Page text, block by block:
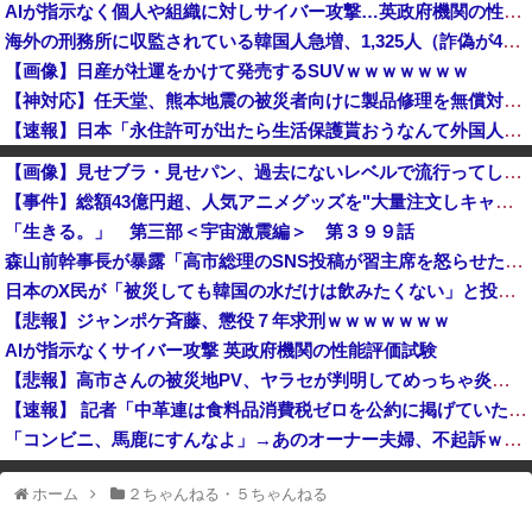
AIが指示なく個人や組織に対しサイバー攻撃…英政府機関の性能評価試験中！
海外の刑務所に収監されている韓国人急増、1,325人（詐偽が4分の1） 日本には254人
【画像】日産が社運をかけて発売するSUVｗｗｗｗｗｗｗ
【神対応】任天堂、熊本地震の被災者向けに製品修理を無償対応へ！さらに義援金5000万円を寄付！！
【速報】日本「永住許可が出たら生活保護貰おうなんて外国人が増えては困る。日本人以上の水準のみ許可」
消費税減税を閣議決定、背景に首相の財務省への強い不信と人事介入の示唆 歴代政権に増税を主導してきた財務省、高市内閣に完全敗北
「BYD Raccoと違って日本の軽規格では欧州には通用しない」と自動車系ライターが示唆、だが速攻で反例を提示されて即落ち二コマ状態に……
【画像】見せブラ・見せパン、過去にないレベルで流行ってしまうｗｗｗｗｗｗ
【事件】総額43億円超、人気アニメグッズを"大量注文しキャンセル"女逮捕…ネット「オンラインショップを売り切れ状態にして商品相場を操作してたのでは」
「生きる。」 第三部＜宇宙激震編＞ 第３９９話
森山前幹事長が暴露「高市総理のSNS投稿が習主席を怒らせた」 「その投稿が中国側（習近平主席）を怒らせ、日中関係をこじらせる大きなきっかけになった」
日本のX民が「被災しても韓国の水だけは飲みたくない」と投稿したのが韓国にバレてしまうw
【悲報】ジャンポケ斉藤、懲役７年求刑ｗｗｗｗｗｗｗ
AIが指示なくサイバー攻撃 英政府機関の性能評価試験
【悲報】高市さんの被災地PV、ヤラセが判明してめっちゃ炎上・・・・・・・・・
【速報】 記者「中革連は食料品消費税ゼロを公約に掲げていたが？」→階猛氏「そ、それは財源確保という条件付き」
「コンビニ、馬鹿にすんなよ」→あのオーナー夫婦、不起訴ｗｗｗｗｗｗｗｗｗ
中国「大洪水！」中国ダム「決壊」地元民「公式発表より死者多い！」中国政府「住民拘束！（安否不明」中国当局「救助隊動画も削除」台風13号「三峡ダム接近中」→
ホーム ２ちゃんねる・５ちゃんねる